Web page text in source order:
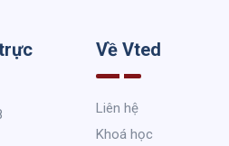
Về Vted
Liên hệ
Khoá học